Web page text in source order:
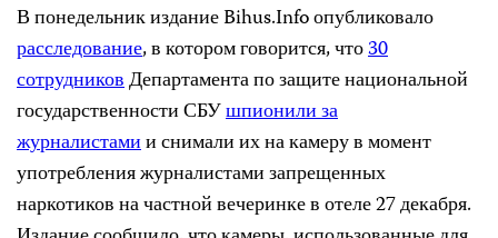
В понедельник издание Bihus.Info опубликовало
расследование, в котором говорится, что30
сотрудниковДепартамента по защите национальной
государственности СБУшпионили за
журналистамии снимали их на камеру в момент
употребления журналистами запрещенных
наркотиков на частной вечеринке в отеле 27 декабря.